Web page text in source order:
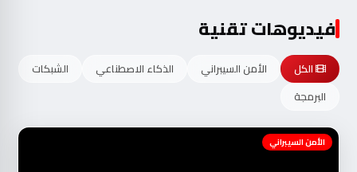
فيديوهات تقنية
الكل الأمن السيبراني الذكاء الاصطناعي
الشبكات
البرمجة
الأمن السيبراني